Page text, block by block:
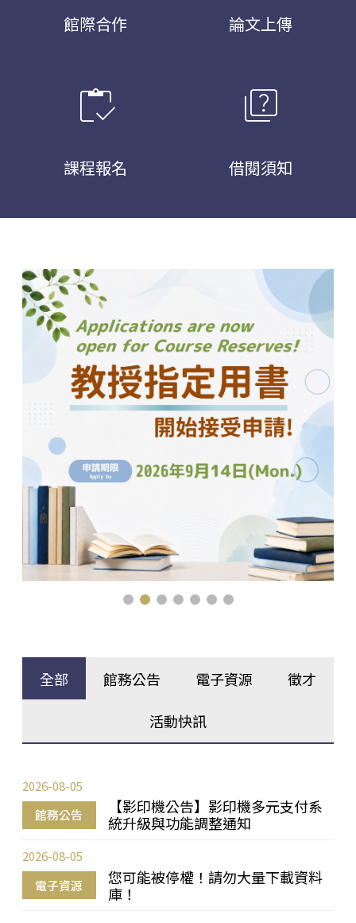
館際合作 論文上傳
inventory
課程報名
quiz
借閱須知
全部 館務公告 電子資源 徵才
活動快訊
館務公告
【影印機公告】影印機多元支付系
統升級與功能調整通知
2026-08-05
電子資源
您可能被停權！請勿大量下載資料
庫！
2026-08-05